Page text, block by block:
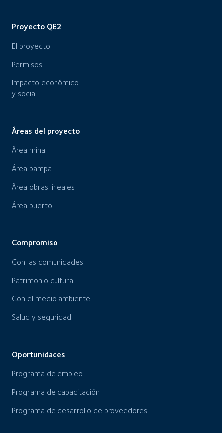
Proyecto QB2
El proyecto
Permisos
Impacto económico
y social
Áreas del proyecto
Área mina
Área pampa
Área obras lineales
Área puerto
Compromiso
Con las comunidades
Patrimonio cultural
Con el medio ambiente
Salud y seguridad
Oportunidades
Programa de empleo
Programa de capacitación
Programa de desarrollo de proveedores